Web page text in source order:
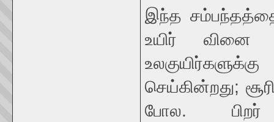
இந்த
உயிர் வினை
செய்கின்றது;
போல. பிறர்